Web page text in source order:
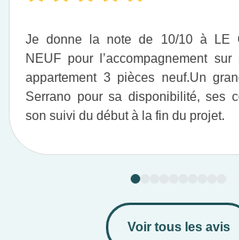
Je donne la note de 10/10 à LE
NEUF pour l’accompagnement sur
appartement 3 pièces neuf.​ Un
Serrano pour sa disponibilité, ses
son suivi du début à la fin du projet.​
Voir tous les avis